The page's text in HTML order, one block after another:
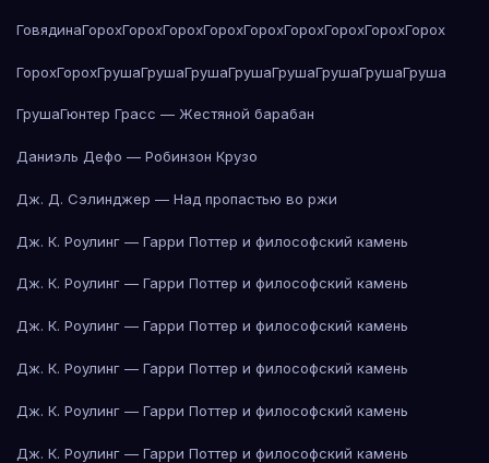
ГовядинаГорохГорохГорохГорохГорохГорохГорохГорохГорох
ГорохГорохГрушаГрушаГрушаГрушаГрушаГрушаГрушаГруша
ГрушаГюнтер Грасс — Жестяной барабан
Даниэль Дефо — Робинзон Крузо
Дж. Д. Сэлинджер — Над пропастью во ржи
Дж. К. Роулинг — Гарри Поттер и философский камень
Дж. К. Роулинг — Гарри Поттер и философский камень
Дж. К. Роулинг — Гарри Поттер и философский камень
Дж. К. Роулинг — Гарри Поттер и философский камень
Дж. К. Роулинг — Гарри Поттер и философский камень
Дж. К. Роулинг — Гарри Поттер и философский камень